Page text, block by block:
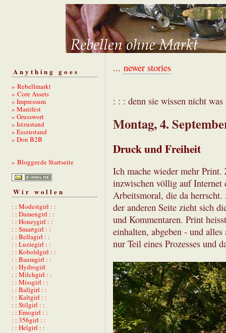
Anything goes
» Rebellmarkt
» Core Assets
» Impressum
» Manifest
» Grusswort
» Istzustand
» Esszustand
» Don B2B
» Blogger.de Startseite
Wir wollen
: : Modestgirl : :
: : Damengirl : :
: : Honeygirl : :
: : Smartgirl : :
: : Bellagirl : :
: : Luziegirl : :
: : Koboldgirl : :
: : Baumgirl : :
: : Hydrogirl
: : Milchgirl : :
: : Missgirl : :
: : Ballgirl : :
: : Kaltgirl : :
: : Stilgirl : :
: : Emogirl : :
: : 356girl : :
: : Helgirl : :
... newer stories
: : : denn sie wissen nicht
Montag, 4.
Druck und Freiheit
Ich mache wieder mehr Print.
inzwischen völlig auf Internet
Arbeitsmoral, die da
der anderen Seite zieht sich
und Kommentaren. Print
einhalten, abgeben - und
nur Teil eines Prozesses und